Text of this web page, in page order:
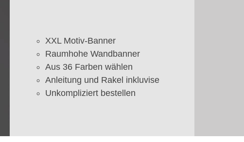
XXL Motiv-Banner
Raumhohe Wandbanner
Aus 36 Farben wählen
Anleitung und Rakel inkluvise
Unkompliziert bestellen